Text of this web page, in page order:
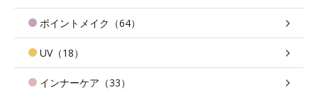
ポイントメイク（64）
UV（18）
インナーケア（33）